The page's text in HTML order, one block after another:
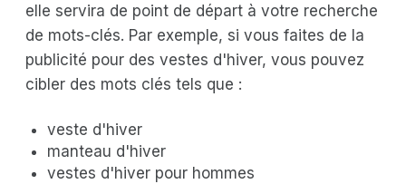
elle servira de point de départ à votre recherche
de mots-clés. Par exemple, si vous faites de la
publicité pour des vestes d'hiver, vous pouvez
cibler des mots clés tels que :
veste d'hiver
manteau d'hiver
vestes d'hiver pour hommes